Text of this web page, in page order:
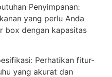
Penyimpanan:
yang perlu Anda
box dengan kapasitas
Perhatikan fitur-
yang akurat dan